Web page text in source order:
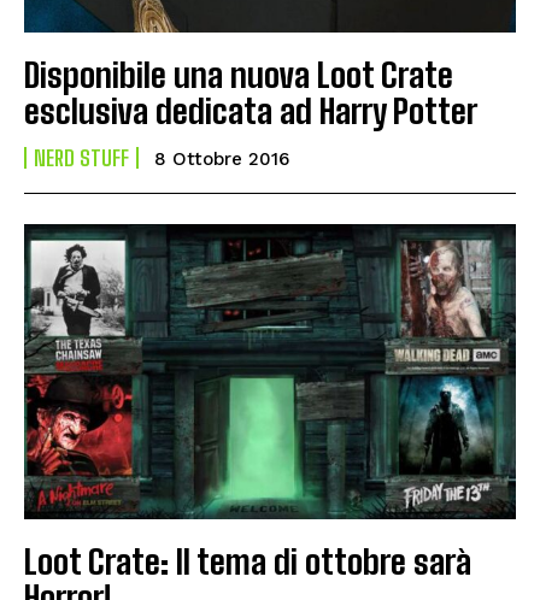
Disponibile una nuova Loot Crate
esclusiva dedicata ad Harry Potter
NERD STUFF 8 Ottobre 2016
Loot Crate: Il tema di ottobre sarà